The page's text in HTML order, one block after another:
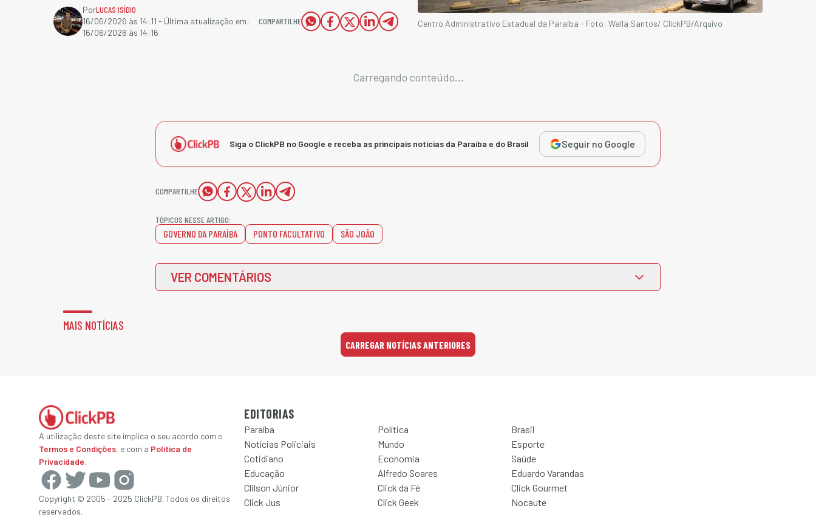
PorLUCAS ISÍDIO
16/06/2026 às 14:11 - Última atualização em:
16/06/2026 às 14:16
COMPARTILHE Centro Administrativo Estadual da Paraíba - Foto: Walla Santos/ ClickPB/Arquivo
Carregando conteúdo...
Siga o ClickPB no Google e receba as principais notícias da Paraíba e do Brasil Seguir no Google
COMPARTILHE
TÓPICOS NESSE ARTIGO:
GOVERNO DA PARAÍBA PONTO FACULTATIVO SÃO JOÃO
VER COMENTÁRIOS
MAIS NOTÍCIAS
CARREGAR NOTÍCIAS ANTERIORES
A utilização deste site implica o seu acordo com o
Termos e Condições, e com a Política de
Privacidade.
Copyright © 2005 - 2025 ClickPB. Todos os direitos
reservados.
EDITORIAS
Paraíba Política
Brasil
Notícias Policiais
Mundo
Esporte
Cotidiano
Economia
Saúde
Educação
Alfredo Soares
Eduardo Varandas
Clilson Júnior
Click da Fé
Click Gourmet
Click Jus
Click Geek Nocaute